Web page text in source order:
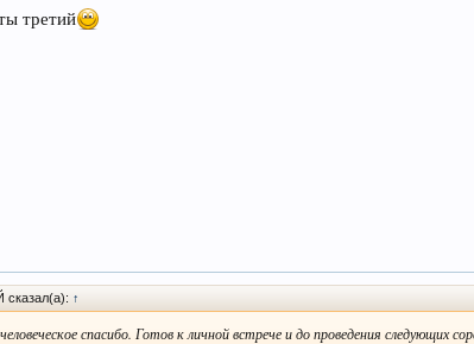
третий
↑
спасибо. Готов к личной встрече и до проведения следующих